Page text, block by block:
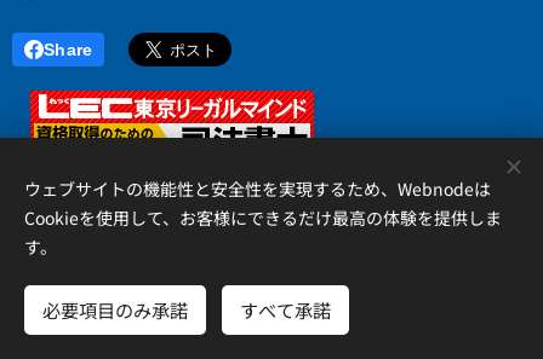
行ったら登
記の話がで
きず、司法
書士に行っ
たら税金が
い」ことで
す。
Share
アイリス国際司法書士・行政書士事務所、 香川県高松市錦町２丁
目１３番７号 松岡ビル２Ｆ 、087-873-2653
Cookie
ウェブサイトの機能性と安全性を実現するため、Webnodeは
Cookieを使用して、お客様にできるだけ最高の体験を提供しま
す。
必要項目のみ承諾 すべて承諾